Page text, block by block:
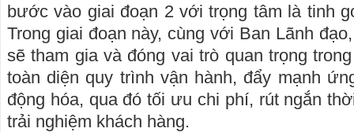
bước vào giai đoạn 2 với trọng tâm là tinh
Trong giai đoạn này, cùng với Ban Lãnh
sẽ tham gia và đóng vai trò quan trọng
toàn diện quy trình vận hành, đẩy mạnh
động hóa, qua đó tối ưu chi phí, rút ngắn
trải nghiệm khách hàng.